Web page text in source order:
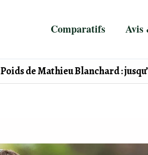
Comparatifs Avis
Poids de Mathieu Blanchard :